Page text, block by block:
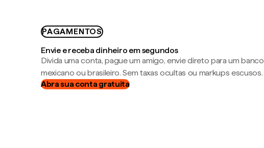
PAGAMENTOS
Envie e receba dinheiro em segundos
Divida uma conta, pague um amigo, envie direto para um banco
mexicano ou brasileiro. Sem taxas ocultas ou markups escusos.
Abra sua conta gratuita